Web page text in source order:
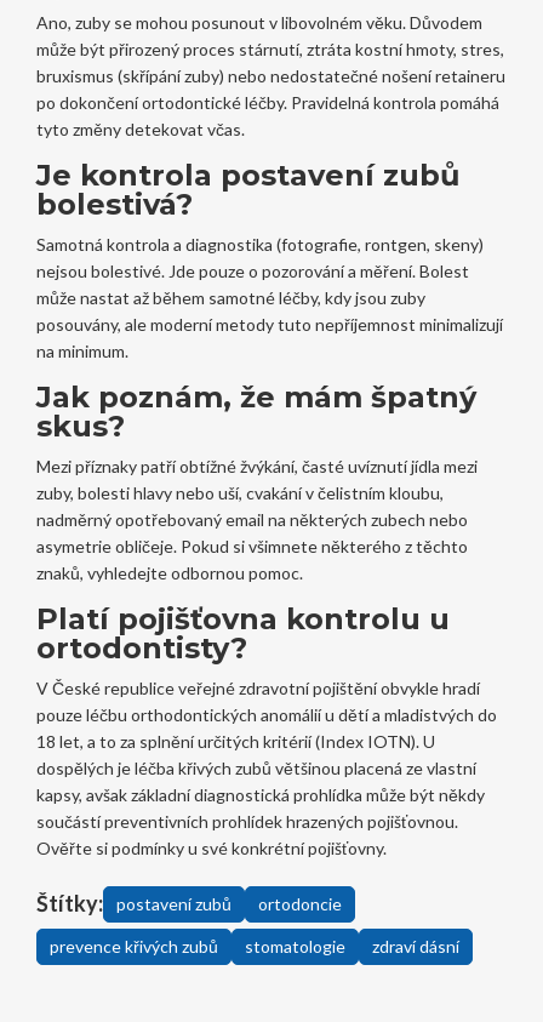
Ano, zuby se mohou posunout v libovolném věku. Důvodem
může být přirozený proces stárnutí, ztráta kostní hmoty, stres,
bruxismus (skřípání zuby) nebo nedostatečné nošení retaineru
po dokončení ortodontické léčby. Pravidelná kontrola pomáhá
tyto změny detekovat včas.
Je kontrola postavení zubů
bolestivá?
Samotná kontrola a diagnostika (fotografie, rontgen, skeny)
nejsou bolestivé. Jde pouze o pozorování a měření. Bolest
může nastat až během samotné léčby, kdy jsou zuby
posouvány, ale moderní metody tuto nepříjemnost minimalizují
na minimum.
Jak poznám, že mám špatný
skus?
Mezi příznaky patří obtížné žvýkání, časté uvíznutí jídla mezi
zuby, bolesti hlavy nebo uší, cvakání v čelistním kloubu,
nadměrný opotřebovaný email na některých zubech nebo
asymetrie obličeje. Pokud si všimnete některého z těchto
znaků, vyhledejte odbornou pomoc.
Platí pojišťovna kontrolu u
ortodontisty?
V České republice veřejné zdravotní pojištění obvykle hradí
pouze léčbu orthodontických anomálií u dětí a mladistvých do
18 let, a to za splnění určitých kritérií (Index IOTN). U
dospělých je léčba křivých zubů většinou placená ze vlastní
kapsy, avšak základní diagnostická prohlídka může být někdy
součástí preventivních prohlídek hrazených pojišťovnou.
Ověřte si podmínky u své konkrétní pojišťovny.
Štítky: postavení zubů ortodoncie
prevence křivých zubů stomatologie zdraví dásní